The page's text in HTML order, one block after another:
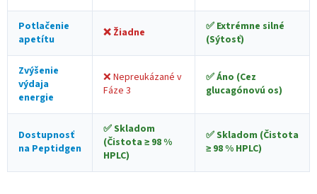
Potlačenie
apetítu
❌ Žiadne
✅ Extrémne silné
(Sýtosť)
Zvýšenie
výdaja
energie
❌ Nepreukázané v
Fáze 3
✅ Áno (Cez
glucagónovú os)
Dostupnosť
na Peptidgen
✅ Skladom
(Čistota ≥ 98 %
HPLC)
✅ Skladom (Čistota
≥ 98 % HPLC)